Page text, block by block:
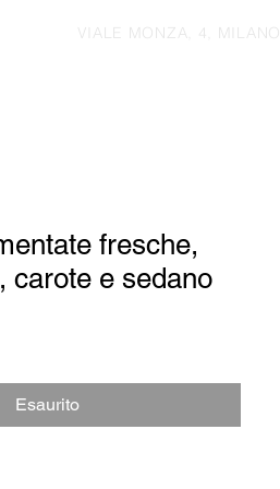
VIALE MONZA, 4, MILANO
fresche,
carote e sedano
Esaurito